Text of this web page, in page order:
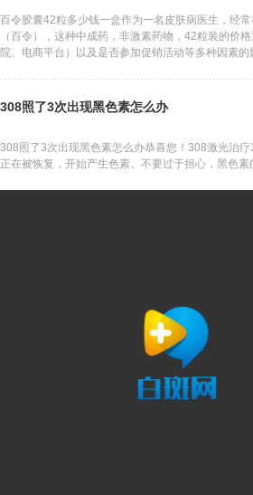
百令胶囊42粒多少钱一盒作为一名皮肤病医生，经
（百令），这种中成药，非激素药物，42粒装的价
院、电商平台）以及是否参加促销活动等多种因素
308照了3次出现黑色素怎么办
308照了3次出现黑色素怎么办恭喜您！308激光治
正在被恢复，开始产生色素。不要过于担心，黑色